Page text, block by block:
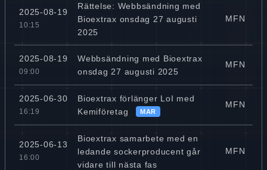
2025-08-19
10:15
Rättelse: Webbsändning med
Bioextrax onsdag 27 augusti
2025
MFN
2025-08-19
09:00
Webbsändning med Bioextrax
onsdag 27 augusti 2025
MFN
2025-06-30
16:19
Bioextrax förlänger LoI med
Kemiföretag
MAR
MFN
2025-06-13
16:00
Bioextrax samarbete med en
ledande sockerproducent går
vidare till nästa fas
MFN